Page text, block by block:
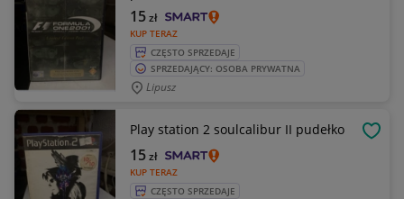
KUP TERAZ
15zł
CZĘSTO SPRZEDAJE
SPRZEDAJĄCY: OSOBA PRYWATNA
Lipusz
Play station 2 soulcalibur II pudełko
KUP TERAZ
15zł
CZĘSTO SPRZEDAJE